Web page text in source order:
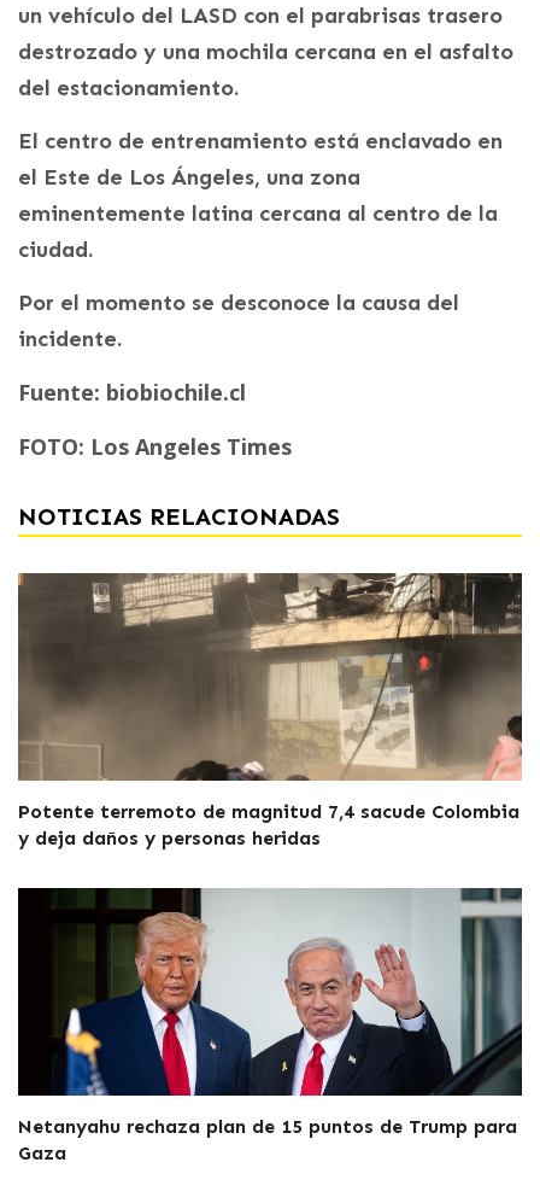
un vehículo del LASD con el parabrisas trasero
destrozado y una mochila cercana en el asfalto
del estacionamiento.
El centro de entrenamiento está enclavado en
el Este de Los Ángeles, una zona
eminentemente latina cercana al centro de la
ciudad.
Por el momento se desconoce la causa del
incidente.
Fuente: biobiochile.cl
FOTO: Los Angeles Times
NOTICIAS RELACIONADAS
Potente terremoto de magnitud 7,4 sacude Colombia
y deja daños y personas heridas
Netanyahu rechaza plan de 15 puntos de Trump para
Gaza